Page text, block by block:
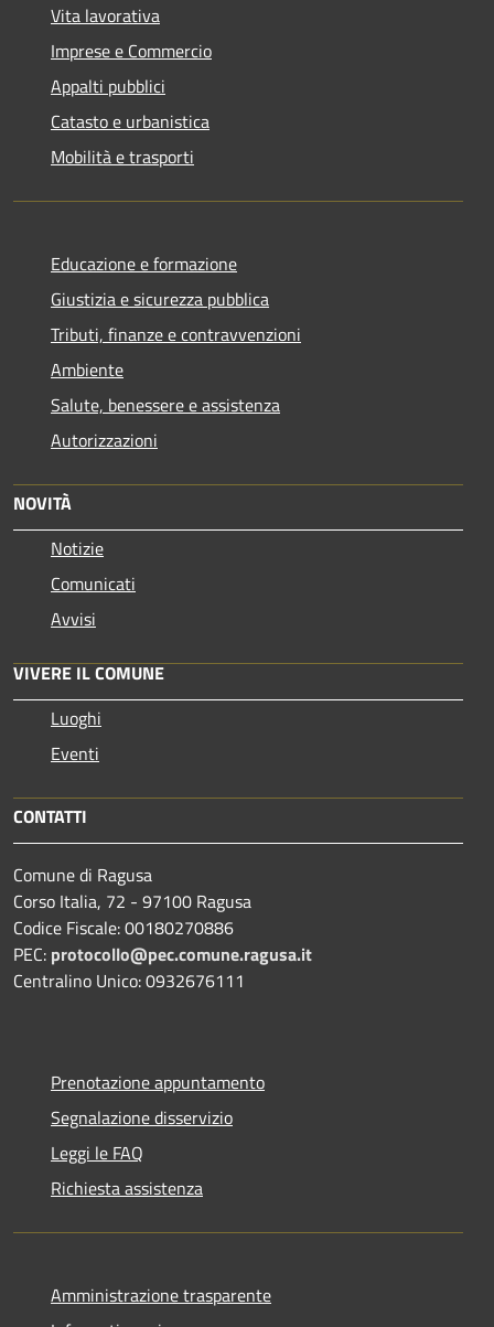
Vita lavorativa
Imprese e Commercio
Appalti pubblici
Catasto e urbanistica
Mobilità e trasporti
Educazione e formazione
Giustizia e sicurezza pubblica
Tributi, finanze e contravvenzioni
Ambiente
Salute, benessere e assistenza
Autorizzazioni
NOVITÀ
Notizie
Comunicati
Avvisi
VIVERE IL COMUNE
Luoghi
Eventi
CONTATTI
Comune di Ragusa
Corso Italia, 72 - 97100 Ragusa
Codice Fiscale: 00180270886
PEC: protocollo@pec.comune.ragusa.it
Centralino Unico: 0932676111
Prenotazione appuntamento
Segnalazione disservizio
Leggi le FAQ
Richiesta assistenza
Amministrazione trasparente